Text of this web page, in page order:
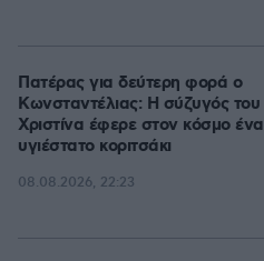
Πατέρας για δεύτερη φορά ο
Κωνσταντέλιας: Η σύζυγός του
Χριστίνα έφερε στον κόσμο ένα
υγιέστατο κοριτσάκι
08.08.2026, 22:23